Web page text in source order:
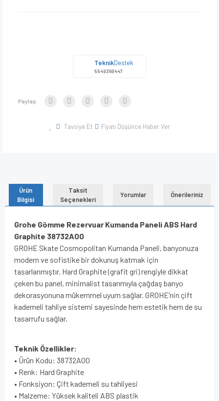
TeknikDestek
5549360447
Paylaş:
Tavsiye Et Fiyatı Düşünce Haber Ver
Ürün
Bilgisi
Taksit
Seçenekleri
Yorumlar Önerileriniz
Grohe Gömme Rezervuar Kumanda Paneli ABS Hard
Graphite 38732A00
GROHE Skate Cosmopolitan Kumanda Paneli, banyonuza
modern ve sofistike bir dokunuş katmak için
tasarlanmıştır. Hard Graphite (grafit gri) rengiyle dikkat
çeken bu panel, minimalist tasarımıyla çağdaş banyo
dekorasyonuna mükemmel uyum sağlar. GROHE’nin çift
kademeli tahliye sistemi sayesinde hem estetik hem de su
tasarrufu sağlar.
Teknik Özellikler:
• Ürün Kodu: 38732A00
• Renk: Hard Graphite
• Fonksiyon: Çift kademeli su tahliyesi
• Malzeme: Yüksek kaliteli ABS plastik